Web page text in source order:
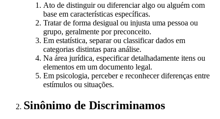
Ato de distinguir ou diferenciar algo ou alguém com
base em características específicas.
Tratar de forma desigual ou injusta uma pessoa ou
grupo, geralmente por preconceito.
Em estatística, separar ou classificar dados em
categorias distintas para análise.
Na área jurídica, especificar detalhadamente itens ou
elementos em um documento legal.
Em psicologia, perceber e reconhecer diferenças entre
estímulos ou situações.
Sinônimo de Discriminamos